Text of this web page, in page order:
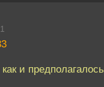
и предполагалось